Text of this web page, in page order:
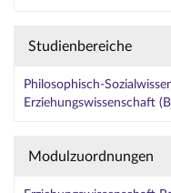
Studienbereiche
Philosophisch-
Erziehungswissenschaft
Modulzuordnungen